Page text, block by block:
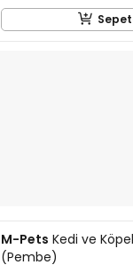
M-Pets Kedi ve
(Pembe)